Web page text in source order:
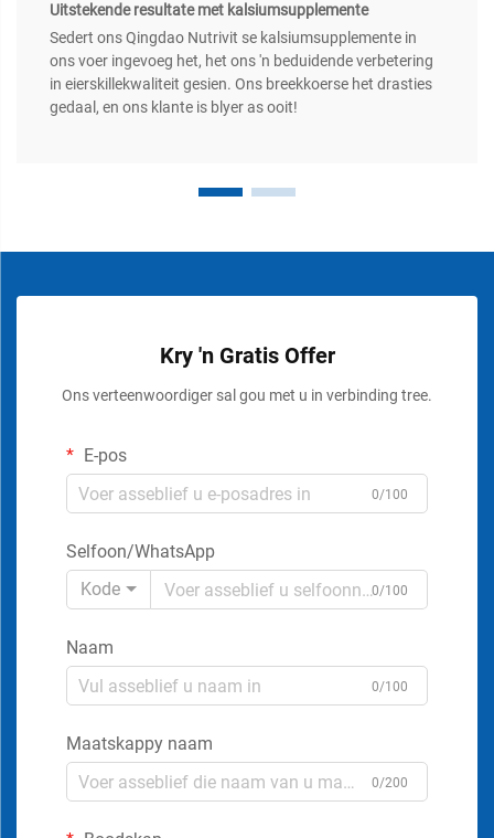
Uitstekende resultate met kalsiumsupplemente
Sedert ons Qingdao Nutrivit se kalsiumsupplemente in
ons voer ingevoeg het, het ons 'n beduidende verbetering
in eierskillekwaliteit gesien. Ons breekkoerse het drasties
gedaal, en ons klante is blyer as ooit!
Kry 'n Gratis Offer
Ons verteenwoordiger sal gou met u in verbinding tree.
E-pos
0/100
Selfoon/WhatsApp
Kode
0/100
Naam
0/100
Maatskappy naam
0/200